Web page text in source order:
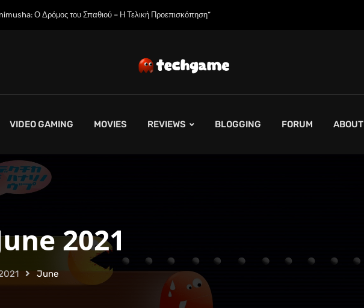
Ο Δρόμος του Σπαθιού – Η Τελική Προεπισκόπηση”
VIDEO GAMING MOVIES REVIEWS BLOGGING FORUM ABOUT
2021
June